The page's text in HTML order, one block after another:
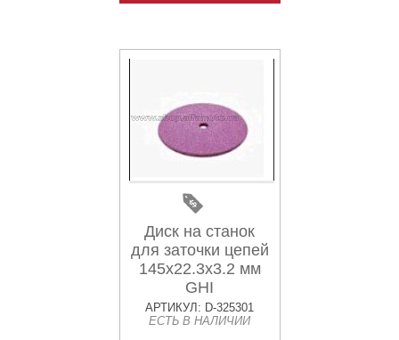
Диск на станок
для заточки цепей
145x22.3x3.2 мм
GHI
АРТИКУЛ: D-325301
ЕСТЬ В НАЛИЧИИ